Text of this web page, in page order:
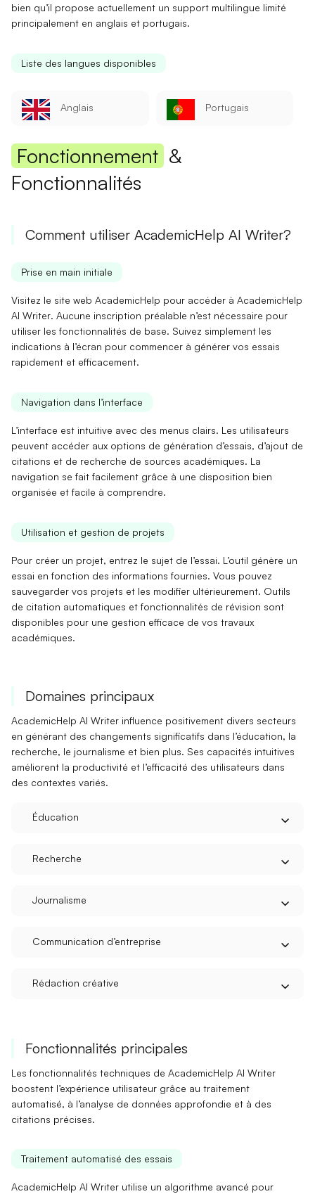
bien qu’il propose actuellement un support multilingue limité
principalement en anglais et portugais.
Liste des langues disponibles
Anglais Portugais
Fonctionnement &
Fonctionnalités
Comment utiliser AcademicHelp AI Writer?
Prise en main initiale
Visitez le site web AcademicHelp pour accéder àAcademicHelp
AI Writer. Aucune inscription préalable n’est nécessaire pour
utiliser les fonctionnalités de base. Suivez simplement les
indications à l’écran pour commencer à générer vos essais
rapidement et efficacement.
Navigation dans l’interface
L’interface est intuitive avec des menus clairs. Les utilisateurs
peuvent accéder aux options de génération d’essais, d’ajout de
citations et de recherche de sources académiques. La
navigation se fait facilement grâce à une disposition bien
organisée et facile à comprendre.
Utilisation et gestion de projets
Pour créer un projet, entrez le sujet de l’essai. L’outil génère un
essai en fonction des informations fournies. Vous pouvez
sauvegarder vos projets et les modifier ultérieurement. Outils
de citation automatiques etfonctionnalités de révision sont
disponibles pour une gestion efficace de vos travaux
académiques.
Domaines principaux
AcademicHelp AI Writer influence positivement divers secteurs
en générant des changements significatifs dans l’éducation, la
recherche, le journalisme et bien plus. Ses capacités intuitives
améliorent la productivité et l’efficacité des utilisateurs dans
des contextes variés.
Éducation
Recherche
Journalisme
Communication d’entreprise
Rédaction créative
Fonctionnalités principales
Les fonctionnalités techniques de AcademicHelp AI Writer
boostent l’expérience utilisateur grâce au traitement
automatisé, à l’analyse de données approfondie et à des
citations précises.
Traitement automatisé des essais
AcademicHelp AI Writer utilise un algorithme avancé pour